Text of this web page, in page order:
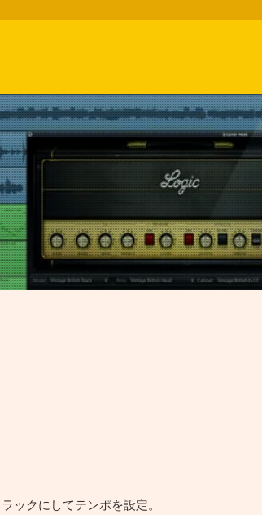
ックにしてテンポを設定。